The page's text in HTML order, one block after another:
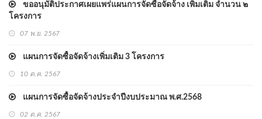
ขออนุมัติประกาศเผยแพร่แผนการจัดซื้อจัดจ้าง เพิ่มเติม จำนวน ๒
โครงการ
07 พ.ย. 2567
แผนการจัดซื้อจัดจ้างเพิ่มเติม 3 โครงการ
10 ต.ค. 2567
แผนการจัดซื้อจัดจ้างประจำปีงบประมาณ พ.ศ.2568
02 ต.ค. 2567